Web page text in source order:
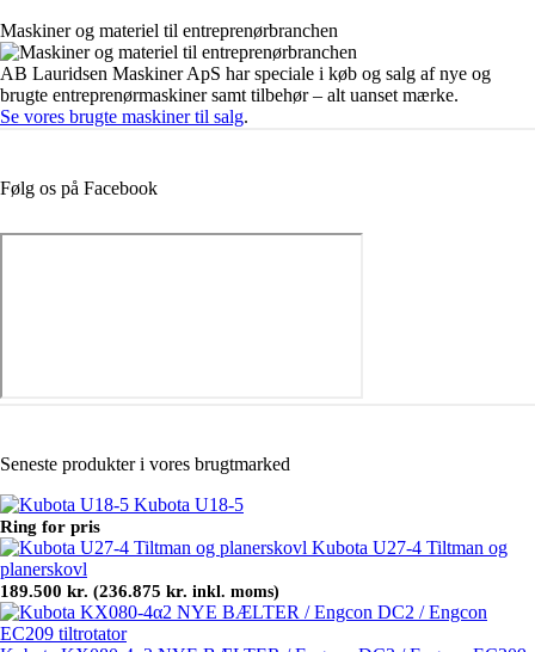
Maskiner og materiel til entreprenørbranchen
AB Lauridsen Maskiner ApS har speciale i køb og salg af nye og
brugte entreprenørmaskiner samt tilbehør – alt uanset mærke.
Se vores brugte maskiner til salg.
Følg os på Facebook
Seneste produkter i vores brugtmarked
Kubota U18-5
Ring for pris
Kubota U27-4 Tiltman og
planerskovl
189.500 kr. (236.875 kr. inkl. moms)